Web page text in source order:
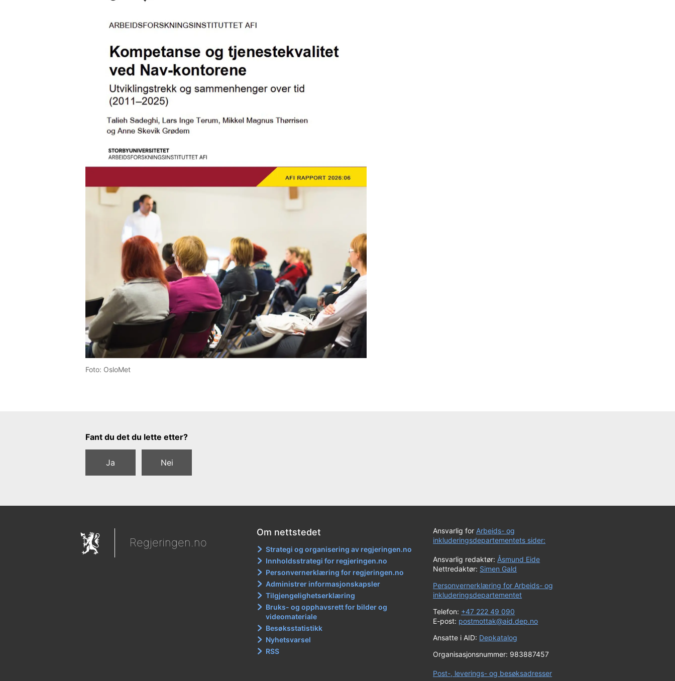
Foto: OsloMet
Tilbakemeldingsskjema
Fant du det du lette etter?
Ja Nei
Regjeringen.no
Om nettstedet
Strategi og organisering av regjeringen.no
Innholdsstrategi for regjeringen.no
Personvernerklæring for regjeringen.no
Administrer informasjonskapsler
Tilgjengelighetserklæring
Bruks- og opphavsrett for bilder og
videomateriale
Besøksstatistikk
Nyhetsvarsel
RSS
Ansvarlig for Arbeids- og
inkluderingsdepartementets sider:
Ansvarlig redaktør: Åsmund Eide
Nettredaktør: Simen Gald
Personvernerklæring for Arbeids- og
inkluderingsdepartementet
Telefon: +47 222 49 090
E-post: postmottak@aid.dep.no
Ansatte i AID: Depkatalog
Organisasjonsnummer: 983887457
Post-, leverings- og besøksadresser